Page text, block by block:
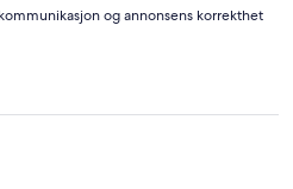
og annonsens korrekthet